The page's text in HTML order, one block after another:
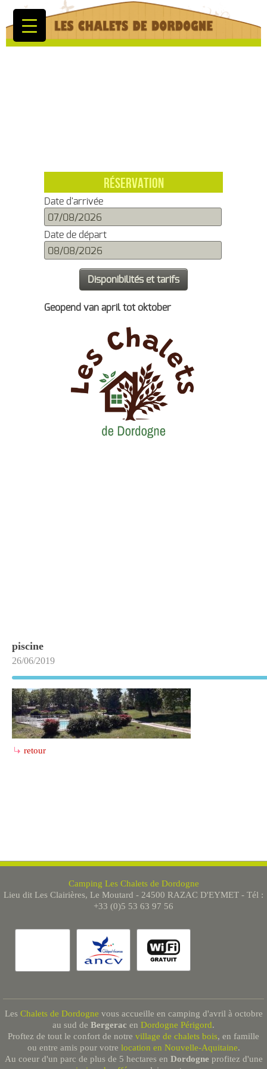
RÉSERVATION
Date d'arrivée
Date de départ
Geopend van april tot oktober
piscine
26/06/2019
retour
Camping Les Chalets de Dordogne
Lieu dit Les Clairières, Le Moutard - 24500 RAZAC D'EYMET - Tél :
+33 (0)5 53 63 97 56
Les Chalets de Dordogne vous accueille en camping d'avril à octobre
au sud de Bergerac en Dordogne Périgord.
Proftez de tout le confort de notre village de chalets bois, en famille
ou entre amis pour votre location en Nouvelle-Aquitaine.
Au coeur d'un parc de plus de 5 hectares en Dordogne profitez d'une